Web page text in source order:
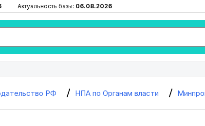
Актуальность базы: 06.08.2026
РФ НПА по Органам власти